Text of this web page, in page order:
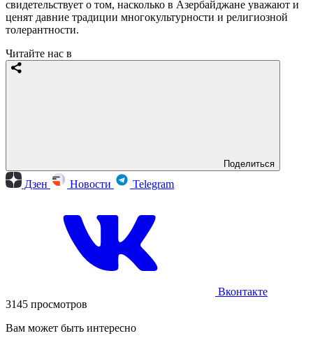
свидетельствует о том, насколько в Азербайджане уважают и
ценят давние традиции многокультурности и религиозной
толерантности.
Читайте нас в
Поделиться
Дзен Новости Telegram
Вконтакте
3145 просмотров
Вам может быть интересно